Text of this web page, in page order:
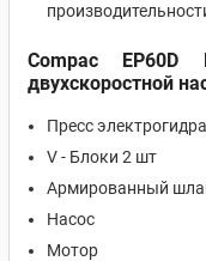
Compac EP60D
двухскоростной
Пресс
V - Блоки 2 шт
Армированный
Насос
Мотор